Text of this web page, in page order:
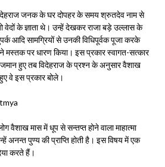
जनक के घर दोपहर के समय श्रुतदेव नाम से
वेदों के ज्ञाता थे। उन्हें देखकर राजा बड़े उल्लास के
आदि सामग्रियों से उनकी विधिपूर्वक पूजा करके
पर धारण किया। इस प्रकार स्वागत-सत्कार
हुए तब विदेहराज के प्रश्न के अनुसार वैशाख
वे इस प्रकार बोले।
वैशाख मास में धूप से सन्तप्त होने वाला माहात्मा
अनन्त पुण्य की प्राप्ति होती है। इस विषय में एक
करते हैं।